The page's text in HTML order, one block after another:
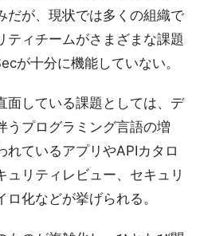
だが、現状では多くの組織で
ティチームがさまざまな課題
が十分に機能していない。
面している課題としては、デ
うプログラミング言語の増
れているアプリやAPIカタロ
ュリティレビュー、セキュリ
化などが挙げられる。